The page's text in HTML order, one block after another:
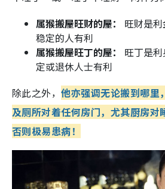
属猴搬屋旺财的屋： 旺财是
稳定的人有利
属猴搬屋旺丁的屋： 旺丁是
定或退休人士有利
除此之外，他亦强调无论搬到哪里
及厕所对着任何房门，尤其厨房对
否则极易患病！